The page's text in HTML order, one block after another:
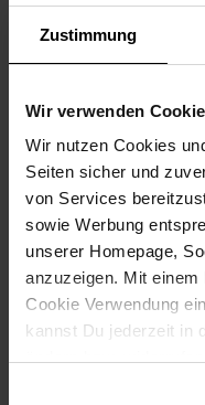
Zustimmung
Wir verwenden
Wir nutzen Cookies
Seiten sicher und
von Services
sowie Werbung
unserer Homepage,
anzuzeigen. Mit einem
Cookie Verwendung
kannst Du jederzeit in
Hinweis: Aus Gründen
wir im Textverlauf die
Selbstverständlich sind
Geschlechtsidentität
Fußzeile
Weitere Online-